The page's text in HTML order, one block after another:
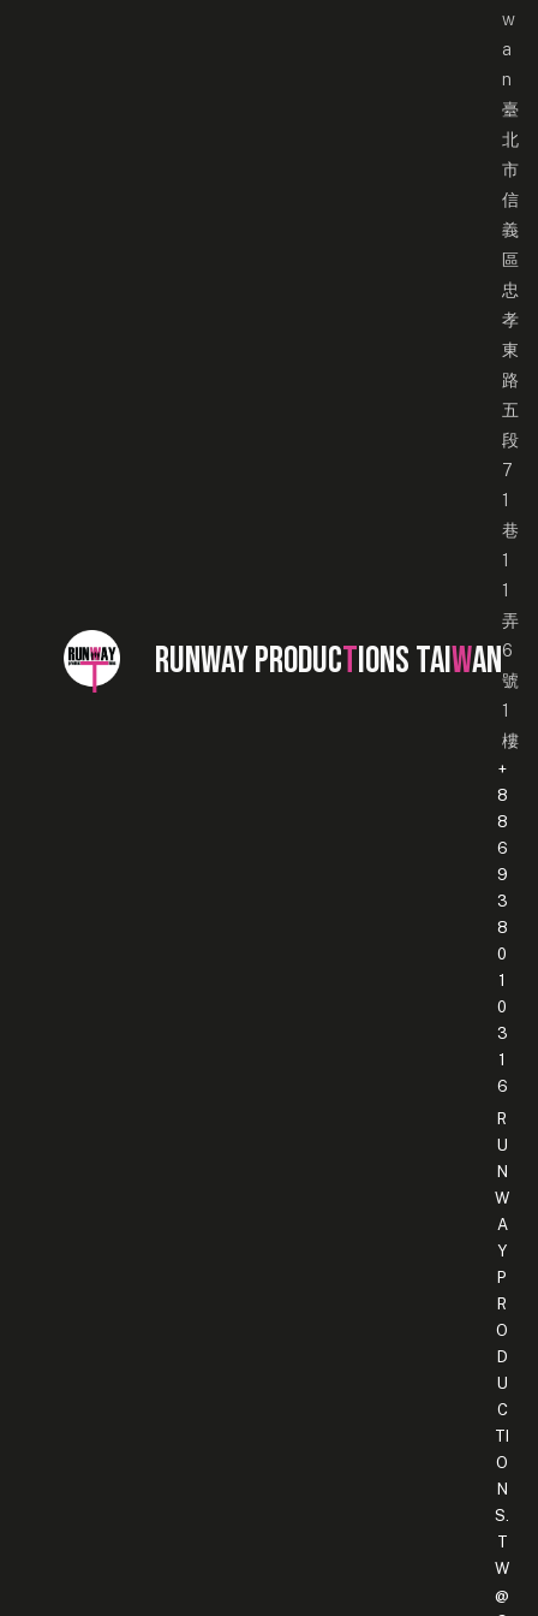
RUNWAY PRODUCTIONS TAIWAN
w
a
n
臺
北
市
信
義
區
忠
孝
東
路
五
段
7
1
巷
1
1
弄
6
號
1
樓
+
8
8
6
9
3
8
0
1
0
3
1
6
R
U
N
W
A
Y
P
R
O
D
U
C
TI
O
N
S.
T
W
@